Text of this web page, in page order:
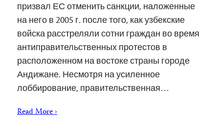
призвал ЕС отменить санкции, наложенные
на него в 2005 г. после того, как узбекские
войска расстреляли сотни граждан во время
антиправительственных протестов в
расположенном на востоке страны городе
Андижане. Несмотря на усиленное
лоббирование, правительственная…
Read More ›